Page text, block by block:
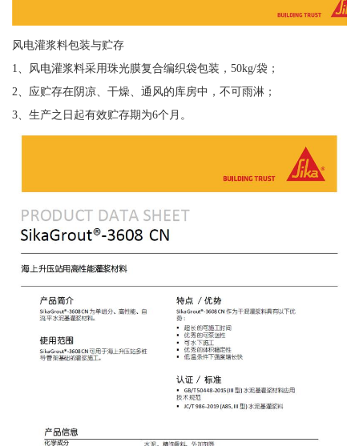
风电灌浆料包装与贮存
1、风电灌浆料采用珠光膜复合编织袋包装，50kg/袋；
2、应贮存在阴凉、干燥、通风的库房中，不可雨淋；
3、生产之日起有效贮存期为6个月。